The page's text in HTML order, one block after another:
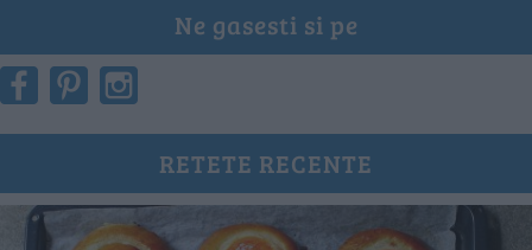
Ne gasesti si pe
RETETE RECENTE